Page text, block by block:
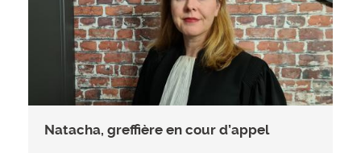
Natacha, greffière en cour d’appel